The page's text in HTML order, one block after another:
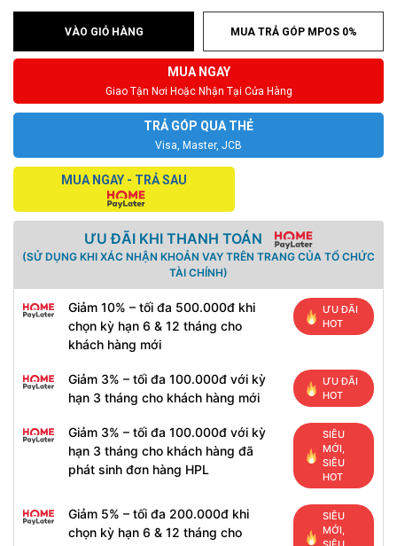
VÀO GIỎ HÀNG MUA TRẢ GÓP MPOS 0%
MUA NGAY
Giao Tận Nơi Hoặc Nhận Tại Cửa Hàng
TRẢ GÓP QUA THẺ
Visa, Master, JCB
MUA NGAY - TRẢ SAU
ƯU ĐÃI KHI THANH TOÁN
(SỬ DỤNG KHI XÁC NHẬN KHOẢN VAY TRÊN TRANG CỦA TỔ CHỨC
TÀI CHÍNH)
Giảm 10% – tối đa 500.000đ khi
chọn kỳ hạn 6 & 12 tháng cho
khách hàng mới
ƯU ĐÃI
HOT
Giảm 3% – tối đa 100.000đ với kỳ
hạn 3 tháng cho khách hàng mới
ƯU ĐÃI
HOT
Giảm 3% – tối đa 100.000đ với kỳ
hạn 3 tháng cho khách hàng đã
phát sinh đơn hàng HPL
SIÊU
MỚI,
SIÊU
HOT
Giảm 5% – tối đa 200.000đ khi
chọn kỳ hạn 6 & 12 tháng cho
SIÊU
MỚI,